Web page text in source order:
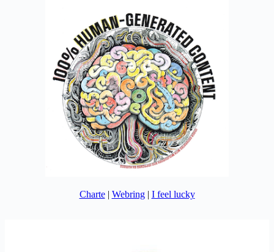
Charte| Webring| I feel lucky